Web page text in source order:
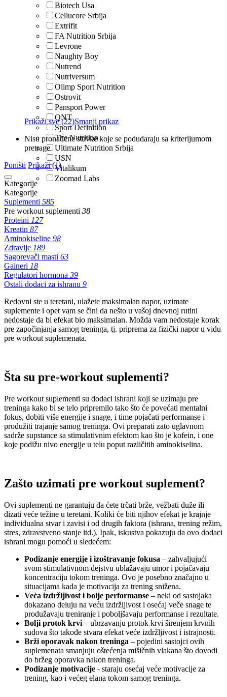
Biotech Usa
Cellucore Srbija
Extrifit
FA Nutrition Srbija
Levrone
Naughty Boy
Nutrend
Nutriversum
Olimp Sport Nutrition
Ostrovit
Pansport Power
QNT
Sport Definition
The Nutrition
Ultimate Nutrition Srbija
USN
Vitalikum
Zoomad Labs
Prikaži sve (22)Smanji prikaz
Nisu pronađene stavke koje se podudaraju sa kriterijumom
pretrage
Poništi Prikaži (1)
Kategorije
Kategorije
Suplementi 585
Pre workout suplementi 38
Proteini 127
Kreatin 87
Aminokiseline 98
Zdravlje 189
Sagorevači masti 63
Gaineri 18
Regulatori hormona 39
Ostali dodaci za ishranu 9
Redovni ste u teretani, ulažete maksimalan napor, uzimate
suplemente i opet vam se čini da nešto u vašoj dnevnoj rutini
nedostaje da bi efekat bio maksimalan. Možda vam nedostaje korak
pre započinjanja samog treninga, tj. priprema za fizički napor u vidu
pre workout suplemenata.
Šta su pre-workout suplementi?
Pre workout suplementi su dodaci ishrani koji se uzimaju pre
treninga kako bi se telo pripremilo tako što će povećati mentalni
fokus, dobiti više energije i snage, i time pojačati performanse i
produžiti trajanje samog treninga. Ovi preparati zato uglavnom
sadrže supstance sa stimulativnim efektom kao što je kofein, i one
koje podižu nivo energije u telu poput različitih aminokiselina.
Zašto uzimati pre workout suplement?
Ovi suplementi ne garantuju da ćete trčati brže, vežbati duže ili
dizati veće težine u teretani. Koliki će biti njihov efekat je krajnje
individualna stvar i zavisi i od drugih faktora (ishrana, trening režim,
stres, zdravstveno stanje itd.). Ipak, iskustva pokazuju da ovo dodaci
ishrani mogu pomoći u sledećem:
Podizanje energije i izoštravanje fokusa – zahvaljujući
svom stimulativnom dejstvu ublažavaju umor i pojačavaju
koncentraciju tokom treninga. Ovo je posebno značajno u
situacijama kada je motivacija za trening snižena.
Veća izdržljivost i bolje performanse – neki od sastojaka
dokazano deluju na veću izdržljivost i osećaj veče snage te
produžavaju treniranje i poboljšavaju performanse i rezultate.
Bolji protok krvi – ubrzavanju protok krvi širenjem krvnih
sudova što takođe stvara efekat veće izdržljivost i istrajnosti.
Brži oporavak nakon treninga – pojedini sastojci ovih
suplemenata smanjuju oštećenja mišičnih vlakana što dovodi
do bržeg oporavka nakon treninga.
Podizanje motivacije - staraju osećaj veće motivacije za
trening, kao i većeg elana tokom samog treninga.